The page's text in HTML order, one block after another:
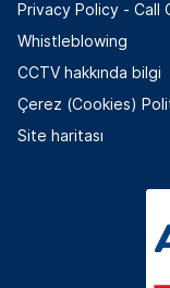
Privacy Policy - Call
Whistleblowing
CCTV hakkında bilgi
Çerez (Cookies)
Site haritası